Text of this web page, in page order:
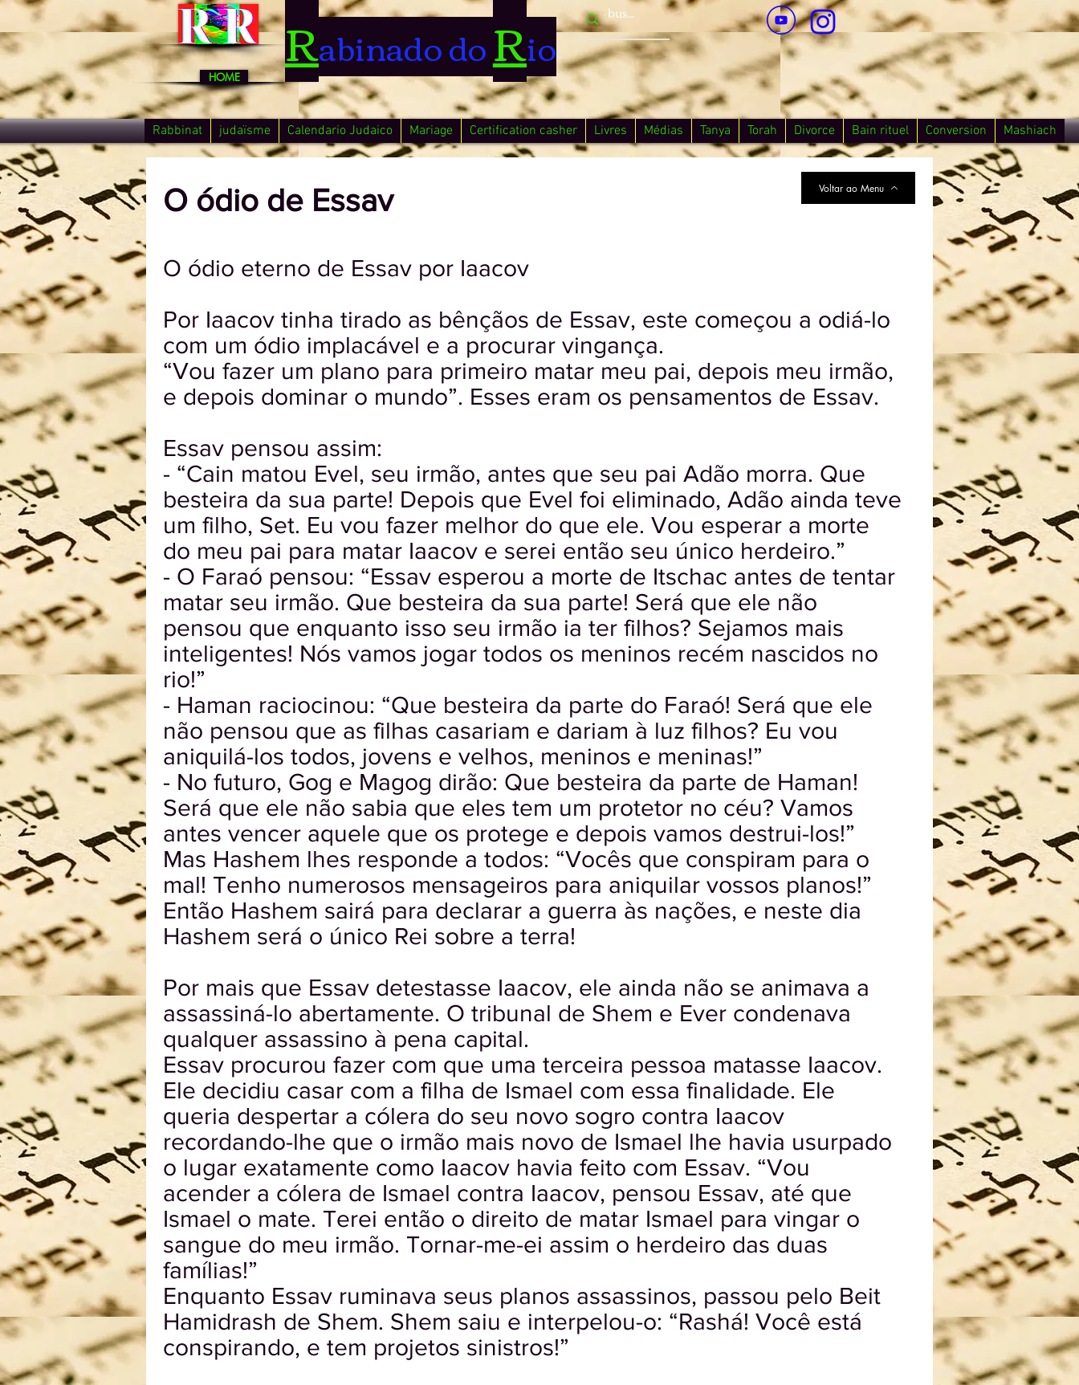
HOME Rabinado doRio
Rabbinat judaïsme Calendario Judaico Mariage Certification casher Livres Médias Tanya Torah Divorce Bain rituel Conversion Mashiach
O ódio de Essav Voltar ao Menu
O ódio eterno de Essav por Iaacov
Por Iaacov tinha tirado as bênçãos de Essav, este começou a odiá-lo
com um ódio implacável e a procurar vingança.
“Vou fazer um plano para primeiro matar meu pai, depois meu irmão,
e depois dominar o mundo”. Esses eram os pensamentos de Essav.
Essav pensou assim:
- “Cain matou Evel, seu irmão, antes que seu pai Adão morra. Que
besteira da sua parte! Depois que Evel foi eliminado, Adão ainda teve
um filho, Set. Eu vou fazer melhor do que ele. Vou esperar a morte
do meu pai para matar Iaacov e serei então seu único herdeiro.”
- O Faraó pensou: “Essav esperou a morte de Itschac antes de tentar
matar seu irmão. Que besteira da sua parte! Será que ele não
pensou que enquanto isso seu irmão ia ter filhos? Sejamos mais
inteligentes! Nós vamos jogar todos os meninos recém nascidos no
rio!”
- Haman raciocinou: “Que besteira da parte do Faraó! Será que ele
não pensou que as filhas casariam e dariam à luz filhos? Eu vou
aniquilá-los todos, jovens e velhos, meninos e meninas!”
- No futuro, Gog e Magog dirão: Que besteira da parte de Haman!
Será que ele não sabia que eles tem um protetor no céu? Vamos
antes vencer aquele que os protege e depois vamos destrui-los!”
Mas Hashem lhes responde a todos: “Vocês que conspiram para o
mal! Tenho numerosos mensageiros para aniquilar vossos planos!”
Então Hashem sairá para declarar a guerra às nações, e neste dia
Hashem será o único Rei sobre a terra!
Por mais que Essav detestasse Iaacov, ele ainda não se animava a
assassiná-lo abertamente. O tribunal de Shem e Ever condenava
qualquer assassino à pena capital.
Essav procurou fazer com que uma terceira pessoa matasse Iaacov.
Ele decidiu casar com a filha de Ismael com essa finalidade. Ele
queria despertar a cólera do seu novo sogro contra Iaacov
recordando-lhe que o irmão mais novo de Ismael lhe havia usurpado
o lugar exatamente como Iaacov havia feito com Essav. “Vou
acender a cólera de Ismael contra Iaacov, pensou Essav, até que
Ismael o mate. Terei então o direito de matar Ismael para vingar o
sangue do meu irmão. Tornar-me-ei assim o herdeiro das duas
famílias!”
Enquanto Essav ruminava seus planos assassinos, passou pelo Beit
Hamidrash de Shem. Shem saiu e interpelou-o: “Rashá! Você está
conspirando, e tem projetos sinistros!”